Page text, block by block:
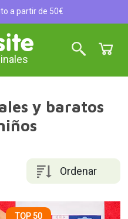
a partir de 50€
y baratos
Ordenar
TOP 50